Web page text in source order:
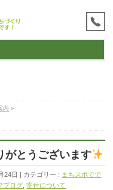
内 »
がとうございます
24日 カテゴリー : まちスポでで
ブログ ,寄付について